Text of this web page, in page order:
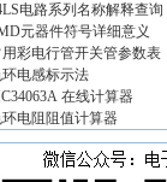
电路系列名称解释查询
元器件符号详细意义
彩电行管开关管参数表
电感标示法
在线计算器
电阻阻值计算器